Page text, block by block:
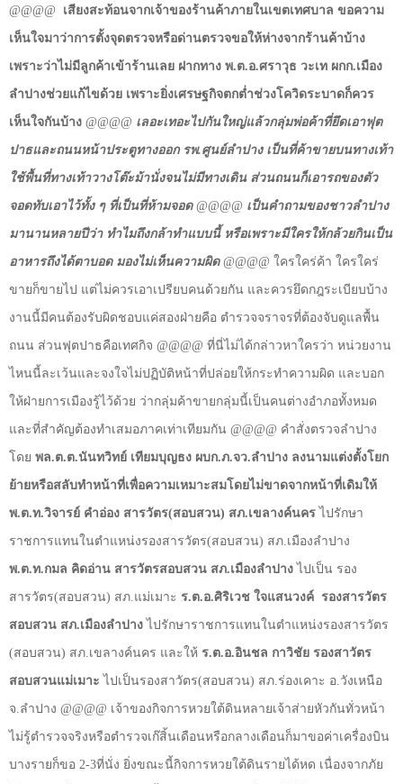
@@@@ เสียงสะท้อนจากเจ้าของร้านค้าภายในเขตเทศบาล ขอความ
เห็นใจมาว่าการตั้งจุดตรวจหรือด่านตรวจขอให้ห่างจากร้านค้าบ้าง
เพราะว่าไม่มีลูกค้าเข้าร้านเลย ฝากทาง พ.ต.อ.ศราวุธ วะเท ผกก.เมือง
ลำปางช่วยแก้ไขด้วย เพราะยิ่งเศรษฐกิจตกต่ำช่วงโควิดระบาดก็ควร
เห็นใจกันบ้าง @@@@ เลอะเทอะไปกันใหญ่แล้วกลุ่มพ่อค้าที่ยึดเอาฟุต
ปาธและถนนหน้าประตูทางออก รพ.ศูนย์ลำปาง เป็นที่ค้าขายบนทางเท้า
ใช้พื้นที่ทางเท้าวางโต๊ะม้านั่งจนไม่มีทางเดิน ส่วนถนนก็เอารถของตัว
จอดทับเอาไว้ทั้ง ๆ ที่เป็นที่ห้ามจอด @@@@ เป็นคำถามของชาวลำปาง
มานานหลายปีว่า ทำไมถึงกล้าทำแบบนี้ หรือเพราะมีใครให้กล้วยกินเป็น
อาหารถึงได้ตาบอด มองไม่เห็นความผิด @@@@ ใครใคร่ค้า ใครใคร่
ขายก็ขายไป แต่ไม่ควรเอาเปรียบคนด้วยกัน และควรยึดกฎระเบียบบ้าง
งานนี้มีคนต้องรับผิดชอบแค่สองฝ่ายคือ ตำรวจจราจรที่ต้องจับดูแลพื้น
ถนน ส่วนฟุตปาธคือเทศกิจ @@@@ ที่นี่ไม่ได้กล่าวหาใครว่า หน่วยงาน
ไหนนี้ละเว้นและจงใจไม่ปฏิบัติหน้าที่ปล่อยให้กระทำความผิด และบอก
ให้ฝ่ายการเมืองรู้ไว้ด้วย ว่ากลุ่มค้าขายกลุ่มนี้เป็นคนต่างอำภอทั้งหมด
และที่สำคัญต้องทำเสมอภาคเท่าเทียมกัน @@@@ คำสั่งตรวจลำปาง
โดย พล.ต.ต.นันทวิทย์ เทียมบุญธง ผบก.ภ.จว.ลำปาง ลงนามแต่งตั้งโยก
ย้ายหรือสลับทำหน้าที่เพื่อความเหมาะสมโดยไม่ขาดจากหน้าที่เดิมให้
พ.ต.ท.วิจารย์ คําอ่อง สารวัตร(สอบสวน) สภ.เขลางค์นคร ไปรักษา
ราชการแทนในตำแหน่งรองสารวัตร(สอบสวน) สภ.เมืองลำปาง
พ.ต.ท.กมล คิดอ่าน สารวัตรสอบสวน สภ.เมืองลำปาง ไปเป็น รอง
สารวัตร(สอบสวน) สภ.แม่เมาะ ร.ต.อ.ศิริเวช ใจแสนวงค์ รองสารวัตร
สอบสวน สภ.เมืองลำปาง ไปรักษาราชการแทนในตำแหน่งรองสารวัตร
(สอบสวน) สภ.เขลางค์นคร และให้ ร.ต.อ.อินชล กาวิชัย รองสาวัตร
สอบสวนแม่เมาะ ไปเป็นรองสาวัตร(สอบสวน) สภ.ร่องเคาะ อ.วังเหนือ
จ.ลำปาง @@@@ เจ้าของกิจการหวยใต้ดินหลายเจ้าส่ายหัวกันทั่วหน้า
ไม่รู้ตำรวจจริงหรือตำรวจเก๊สิ้นเดือนหรือกลางเดือนก็มาขอค่าเครื่องบิน
บางรายก็ขอ 2-3ที่นั่ง ยิ่งขณะนี้กิจการหวยใต้ดินรายได้หด เนื่องจากภัย